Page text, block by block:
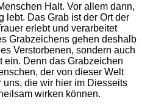
Halt. Vor allem dann,
lebt. Das Grab ist der Ort der
erlebt und verarbeitet
Grabzeichens gehen deshalb
Verstorbenen, sondern auch
Denn das Grabzeichen
der von dieser Welt
die wir hier im Diesseits
wirken können.